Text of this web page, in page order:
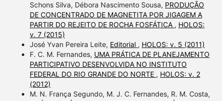
Schons Silva, Débora Nascimento Sousa, PRODUÇÃO
DE CONCENTRADO DE MAGNETITA POR JIGAGEM A
PARTIR DO REJEITO DE ROCHA FOSFÁTICA , HOLOS:
v. 7 (2015)
José Yvan Pereira Leite, Editorial , HOLOS: v. 5 (2011)
F. C. M. Fernandes, UMA PRÁTICA DE PLANEJAMENTO
PARTICIPATIVO DESENVOLVIDA NO INSTITUTO
FEDERAL DO RIO GRANDE DO NORTE , HOLOS: v. 2
(2012)
M. N. França Segundo, M. J. C. Fernandes, R. M. Costa,